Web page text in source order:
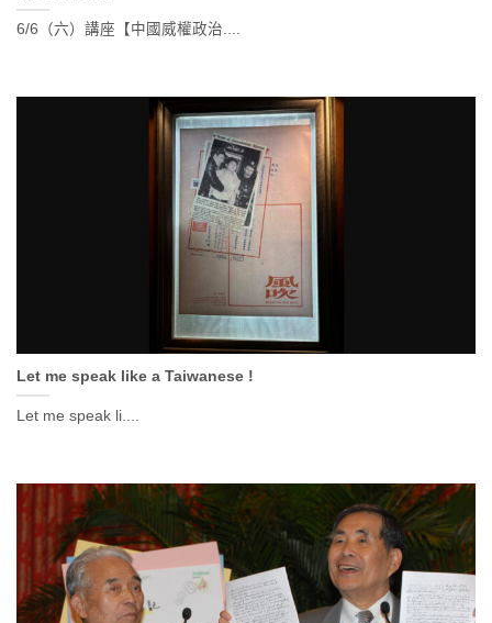
6/6（六）講座【中國威權政治....
Let me speak like a Taiwanese !
Let me speak li....